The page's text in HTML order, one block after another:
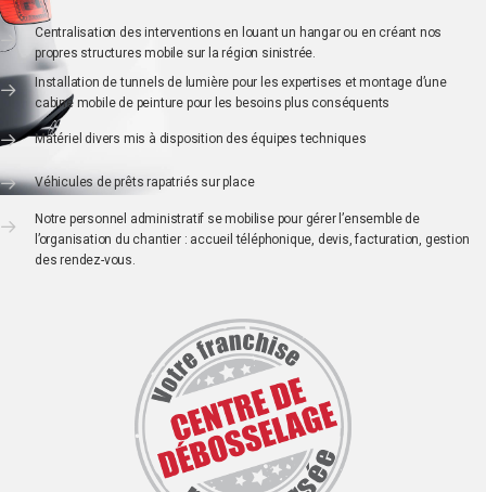
Centralisation des interventions en louant un hangar ou en créant nos
propres structures mobile sur la région sinistrée.
Installation de tunnels de lumière pour les expertises et montage d’une
cabine mobile de peinture pour les besoins plus conséquents
Matériel divers mis à disposition des équipes techniques
Véhicules de prêts rapatriés sur place
Notre personnel administratif se mobilise pour gérer l’ensemble de
l’organisation du chantier : accueil téléphonique, devis, facturation, gestion
des rendez-vous.